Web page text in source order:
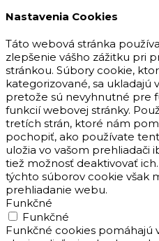
Nastavenia Cookies
Táto webová stránka
zlepšenie vášho zážitku pri
stránkou. Súbory cookie,
kategorizované, sa ukladajú
pretože sú nevyhnutné pre
funkcií webovej stránky.
tretích strán, ktoré nám
pochopiť, ako používate
uložia vo vašom prehliadači
tiež možnosť deaktivovať
týchto súborov cookie však
prehliadanie webu.
Funkčné
Funkčné
Funkčné cookies pomáhajú